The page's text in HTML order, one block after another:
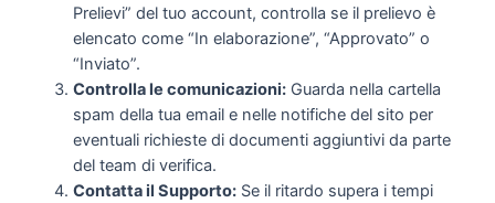
Prelievi” del tuo account, controlla se il prelievo è
elencato come “In elaborazione”, “Approvato” o
“Inviato”.
Controlla le comunicazioni: Guarda nella cartella
spam della tua email e nelle notifiche del sito per
eventuali richieste di documenti aggiuntivi da parte
del team di verifica.
Contatta il Supporto: Se il ritardo supera i tempi